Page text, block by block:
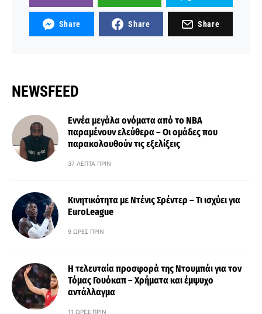
Share Share Share
NEWSFEED
Εννέα μεγάλα ονόματα από το ΝΒΑ
παραμένουν ελεύθερα – Οι ομάδες που
παρακολουθούν τις εξελίξεις
37 ΛΕΠΤΆ ΠΡΙΝ
Κινητικότητα με Ντένις Σρέντερ – Τι ισχύει για
EuroLeague
9 ΏΡΕΣ ΠΡΙΝ
Η τελευταία προσφορά της Ντουμπάι για τον
Τόμας Γουόκαπ – Χρήματα και έμψυχο
αντάλλαγμα
11 ΏΡΕΣ ΠΡΙΝ